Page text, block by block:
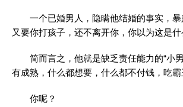
一个已婚男人，隐瞒他结婚的事实，暴
又要你打孩子，还不离开你，你以为这是什
简而言之，他就是缺乏责任能力的“小
有成熟，什么都想要，什么都不付钱，吃霸
你呢？